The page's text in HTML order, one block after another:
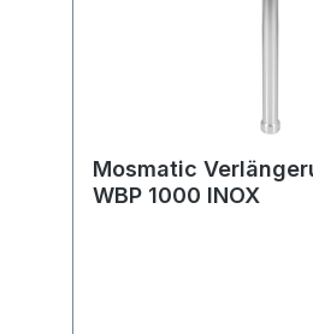
Mosmatic
WBP 1000 INOX